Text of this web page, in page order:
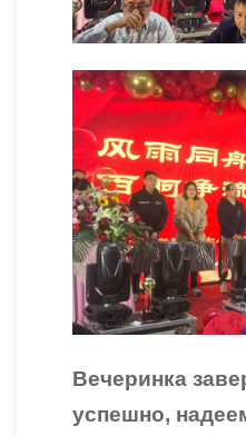
Вечеринка
успешно, наде